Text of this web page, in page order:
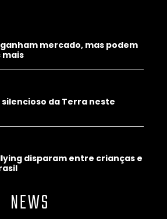
mercado, mas podem
mais
silencioso da Terra neste
disparam entre crianças e
NEWS